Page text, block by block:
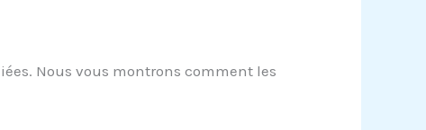
Nous vous montrons comment les